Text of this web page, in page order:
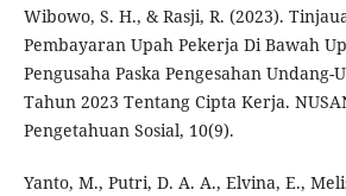
Wibowo, S. H., & Rasji, R. (2023).
Pembayaran Upah Pekerja Di Bawah
Pengusaha Paska Pengesahan Undang-
Tahun 2023 Tentang Cipta Kerja.
Pengetahuan Sosial, 10(9).
Yanto, M., Putri, D. A. A., Elvina, E.,